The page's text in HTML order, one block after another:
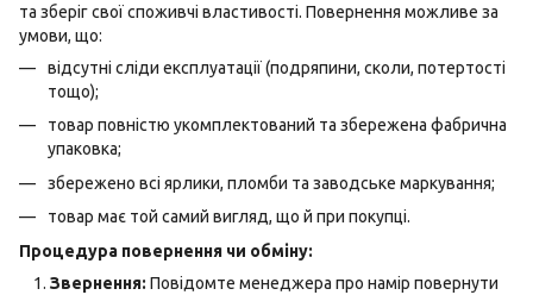
та зберіг свої споживчі властивості. Повернення можливе за
умови, що:
відсутні сліди експлуатації (подряпини, сколи, потертості
тощо);
товар повністю укомплектований та збережена фабрична
упаковка;
збережено всі ярлики, пломби та заводське маркування;
товар має той самий вигляд, що й при покупці.
Процедура повернення чи обміну:
Звернення: Повідомте менеджера про намір повернути